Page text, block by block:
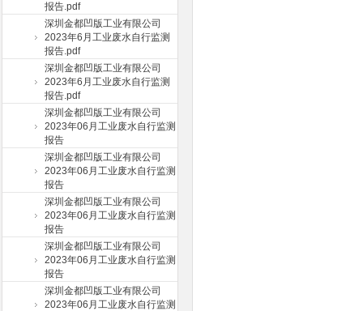
报告.pdf
深圳金都凹版工业有限公司
2023年6月工业废水自行监测
报告.pdf
深圳金都凹版工业有限公司
2023年6月工业废水自行监测
报告.pdf
深圳金都凹版工业有限公司
2023年06月工业废水自行监测
报告
深圳金都凹版工业有限公司
2023年06月工业废水自行监测
报告
深圳金都凹版工业有限公司
2023年06月工业废水自行监测
报告
深圳金都凹版工业有限公司
2023年06月工业废水自行监测
报告
深圳金都凹版工业有限公司
2023年06月工业废水自行监测